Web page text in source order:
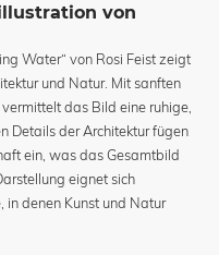
von
Water“ von Rosi Feist zeigt
und Natur. Mit sanften
das Bild eine ruhige,
Details der Architektur fügen
ein, was das Gesamtbild
eignet sich
in denen Kunst und Natur